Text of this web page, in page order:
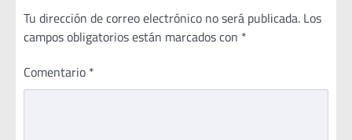
Tu dirección de correo electrónico no será publicada. Los
campos obligatorios están marcados con *
Comentario *